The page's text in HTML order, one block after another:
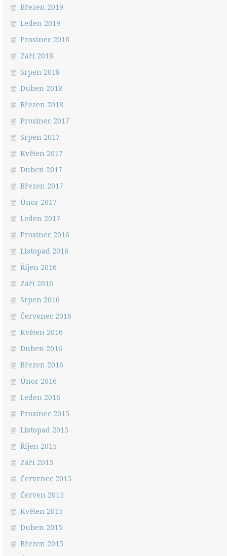
Březen 2019
Leden 2019
Prosinec 2018
Září 2018
Srpen 2018
Duben 2018
Březen 2018
Prosinec 2017
Srpen 2017
Květen 2017
Duben 2017
Březen 2017
Únor 2017
Leden 2017
Prosinec 2016
Listopad 2016
Říjen 2016
Září 2016
Srpen 2016
Červenec 2016
Květen 2016
Duben 2016
Březen 2016
Únor 2016
Leden 2016
Prosinec 2015
Listopad 2015
Říjen 2015
Září 2015
Červenec 2015
Červen 2015
Květen 2015
Duben 2015
Březen 2015